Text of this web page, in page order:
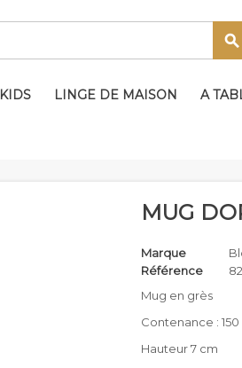

KIDS LINGE DE MAISON A
MUG
Marque
Référence
Mug en grès
Contenance : 150
Hauteur 7 cm